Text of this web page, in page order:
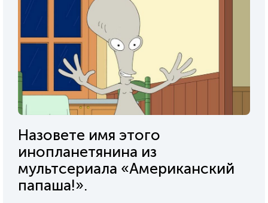
Назовете имя этого
инопланетянина из
мультсериала «Американский
папаша!».